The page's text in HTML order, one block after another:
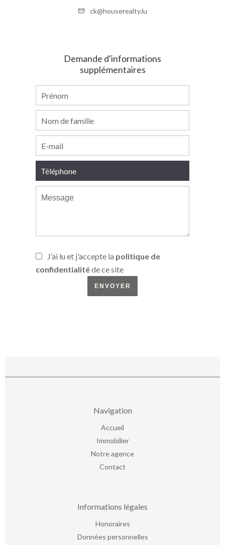
ck@houserealty.lu
Demande d'informations
supplémentaires
J’ai lu et j'accepte la politique de
confidentialitéde ce site
ENVOYER
Navigation
Accueil
Immobilier
Notre agence
Contact
Informations légales
Honoraires
Données personnelles